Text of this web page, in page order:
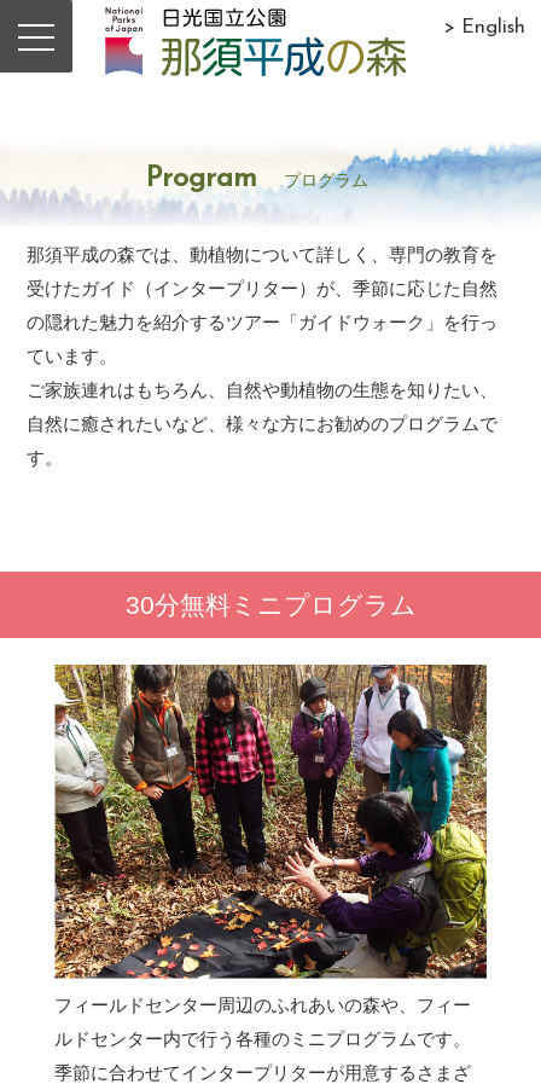
> English
Program プログラム
那須平成の森では、動植物について詳しく、専門の教育を
受けたガイド（インタープリター）が、季節に応じた自然
の隠れた魅力を紹介するツアー「ガイドウォーク」を行っ
ています。
ご家族連れはもちろん、自然や動植物の生態を知りたい、
自然に癒されたいなど、様々な方にお勧めのプログラムで
す。
30分無料ミニプログラム
フィールドセンター周辺のふれあいの森や、フィー
ルドセンター内で行う各種のミニプログラムです。
季節に合わせてインタープリターが用意するさまざ